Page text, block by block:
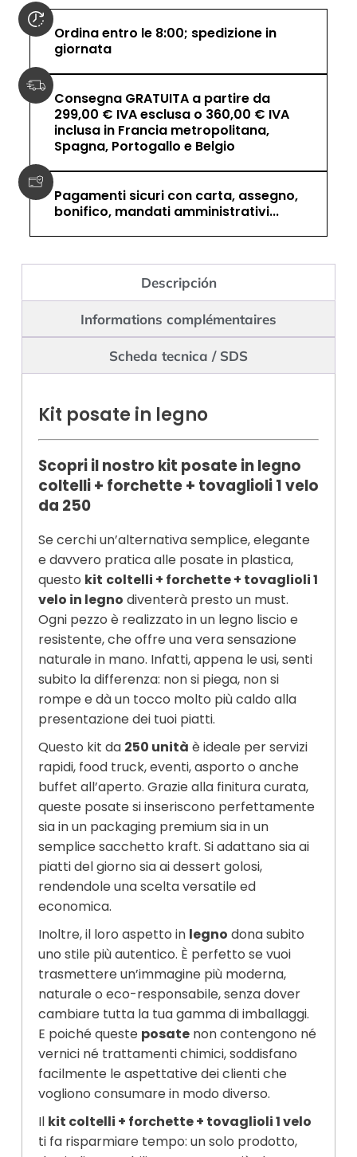
Ordina entro le 8:00; spedizione in
giornata
Consegna GRATUITA a partire da
299,00 € IVA esclusa o 360,00 € IVA
inclusa in Francia metropolitana,
Spagna, Portogallo e Belgio
Pagamenti sicuri con carta, assegno,
bonifico, mandati amministrativi...
Descripción
Informations complémentaires
Scheda tecnica / SDS
Kit posate in legno
Scopri il nostro kit posate in legno
coltelli + forchette + tovaglioli 1 velo
da 250
Se cerchi un’alternativa semplice, elegante
e davvero pratica alle posate in plastica,
questo kit coltelli + forchette + tovaglioli 1
velo in legno diventerà presto un must.
Ogni pezzo è realizzato in un legno liscio e
resistente, che offre una vera sensazione
naturale in mano. Infatti, appena le usi, senti
subito la differenza: non si piega, non si
rompe e dà un tocco molto più caldo alla
presentazione dei tuoi piatti.
Questo kit da 250 unità è ideale per servizi
rapidi, food truck, eventi, asporto o anche
buffet all’aperto. Grazie alla finitura curata,
queste posate si inseriscono perfettamente
sia in un packaging premium sia in un
semplice sacchetto kraft. Si adattano sia ai
piatti del giorno sia ai dessert golosi,
rendendole una scelta versatile ed
economica.
Inoltre, il loro aspetto in legno dona subito
uno stile più autentico. È perfetto se vuoi
trasmettere un’immagine più moderna,
naturale o eco-responsabile, senza dover
cambiare tutta la tua gamma di imballaggi.
E poiché queste posatenon contengono né
vernici né trattamenti chimici, soddisfano
facilmente le aspettative dei clienti che
vogliono consumare in modo diverso.
Il kit coltelli + forchette + tovaglioli 1 velo
ti fa risparmiare tempo: un solo prodotto,